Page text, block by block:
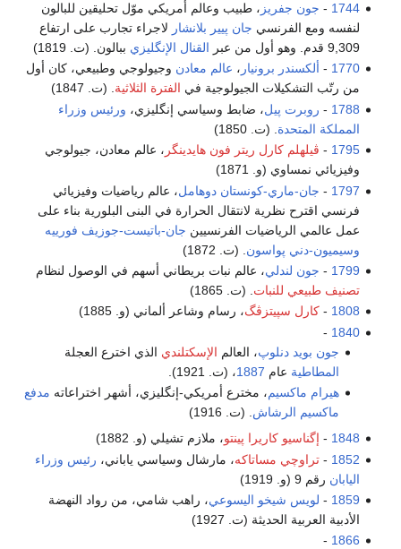
1744
- جون جفريز ، طبيب وعالم أمريكي موّل تحليقين للبالون
لنفسه ومع الفرنسي جان پيير بلانشار لاجراء تجارب على ارتفاع
9,309 قدم. وهو أول من عبر
القنال الإنگليزي ببالون. (ت. 1819)
1770
- ألكسندر برونيار ، عالم معادن وجيولوجي وطبيعي، كان أول
من رتّب التشكيلات الجيولوجية في الفترة الثلاثية. (ت. 1847)
1788
- روبرت پيل، ضابط وسياسي إنگليزي، ورئيس وزراء
المملكة المتحدة . (ت. 1850)
1795
- ڤيلهلم كارل ريتر فون هايدينگر ، عالم معادن، جيولوجي
وفيزيائي نمساوي (و. 1871)
1797
- جان-ماري-كونستان دوهامل، عالم رياضيات وفيزيائي
فرنسي اقترح نظرية لانتقال الحرارة في البنى البلورية بناء على
عمل عالمي الرياضيات الفرنسيين جان-باتيست-جوزيف فورييه
وسيميون-دني پواسون . (ت. 1872)
1799
- جون لندلي، عالم نبات بريطاني أسهم في الوصول لنظام
تصنيف طبيعي للنبات . (ت. 1865)
1808
-كارل سپيتزڤگ، رسام وشاعر ألماني (و. 1885)
1840
-
جون بويد دنلوپ، العالم الإسكتلندي الذي اخترع العجلة
المطاطية عام 1887، (ت. 1921).
هيرام ماكسيم، مخترع أمريكي-إنگليزي، أشهر اختراعاته مدفع
ماكسيم الرشاش . (ت. 1916)
1848
- إگناسيو كاريرا پينتو، ملازم تشيلي (و. 1882)
1852
-تراوچي مساتاكه، مارشال وسياسي ياباني، رئيس وزراء
اليابان رقم 9 (و. 1919)
1859
- لويس شيخو اليسوعي، راهب شامي، من رواد النهضة
الأدبية العربية الحديثة (ت. 1927)
1866
-